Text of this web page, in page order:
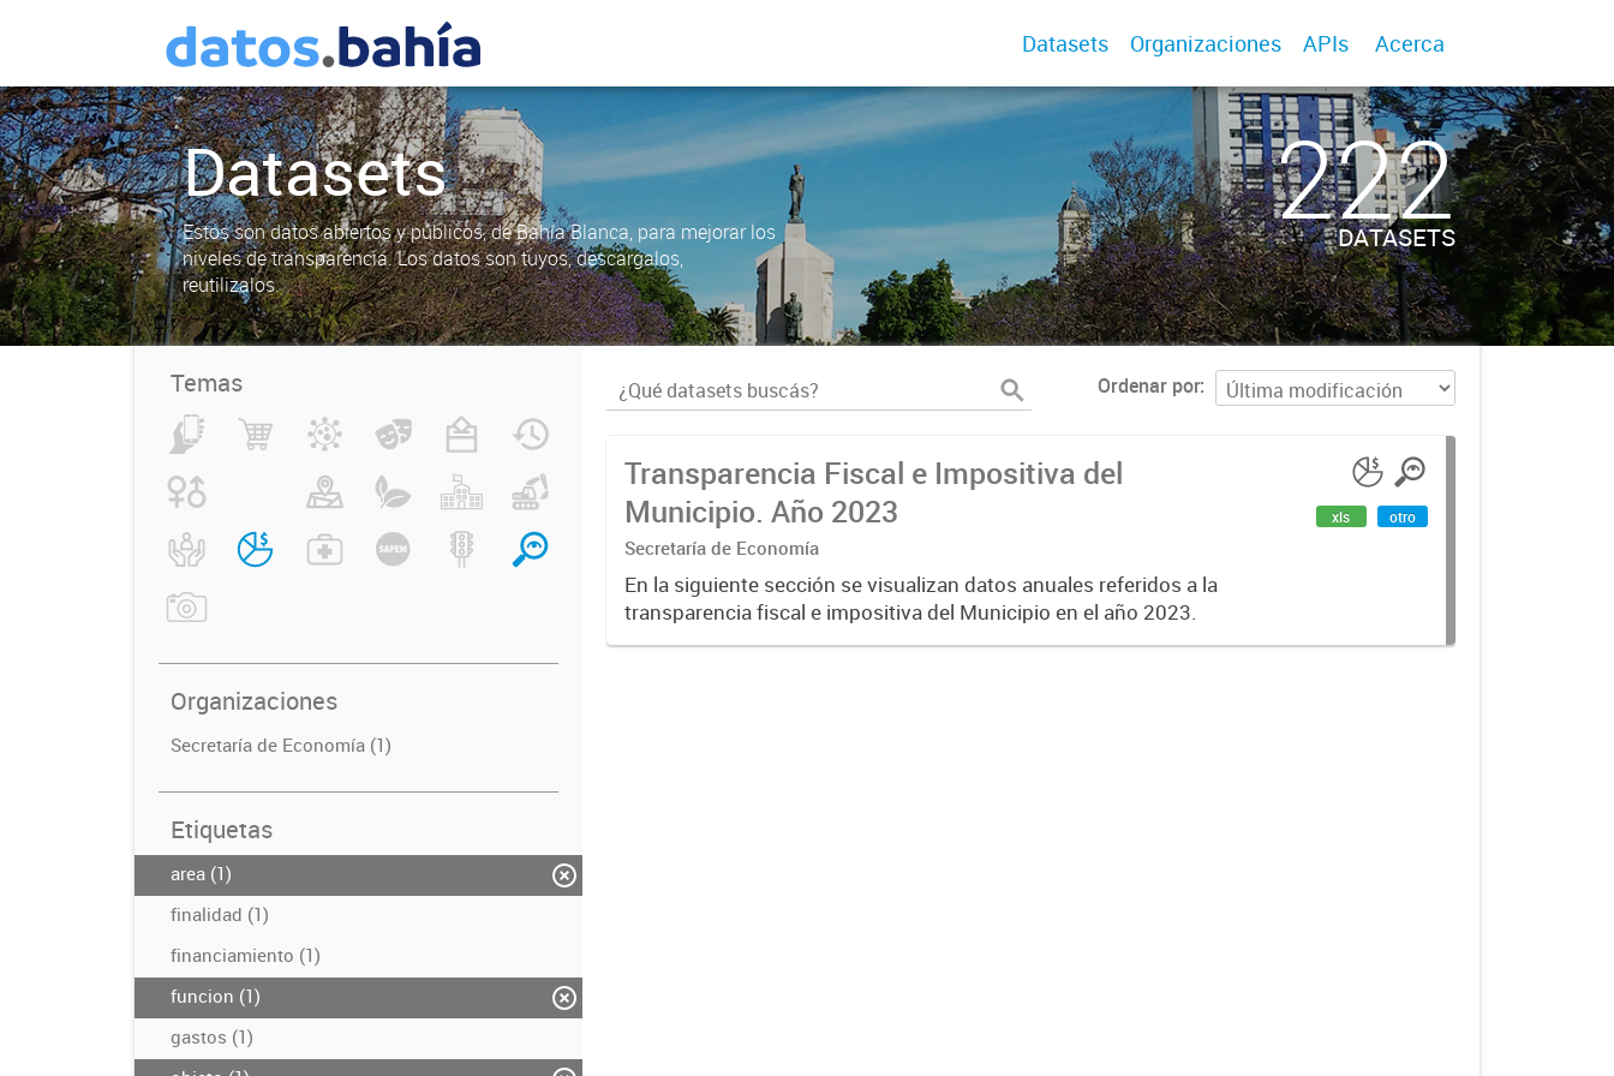
Datasets Organizaciones APIs Acerca
Datasets
Estos son datos abiertos y públicos, de Bahía Blanca, para mejorar los
niveles de transparencia. Los datos son tuyos, descargalos,
reutilizalos.
222
DATASETS
Temas
Organizaciones
Secretaría de Economía (1)
Etiquetas
area (1)
finalidad (1)
financiamiento (1)
funcion (1)
gastos (1)
Ordenar por
Transparencia Fiscal e Impositiva del
Municipio. Año 2023
Secretaría de Economía
En la siguiente sección se visualizan datos anuales referidos a la
transparencia fiscal e impositiva del Municipio en el año 2023.
xls otro